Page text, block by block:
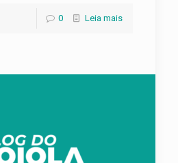
0 Leia mais